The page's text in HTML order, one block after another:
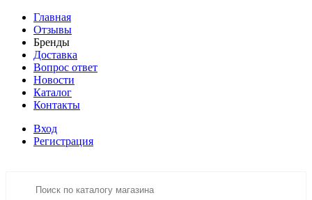
Главная
Отзывы
Бренды
Доставка
Вопрос ответ
Новости
Каталог
Контакты
Вход
Регистрация